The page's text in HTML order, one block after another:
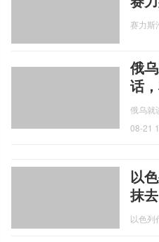
赛力斯
俄
话
俄乌就
08-21
以
抹去
以色列